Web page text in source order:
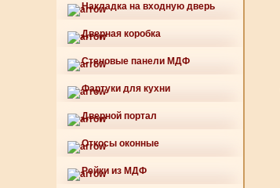
Накладка на входную дверь
Дверная коробка
Стеновые панели МДФ
Фартуки для кухни
Дверной портал
Откосы оконные
Рейки из МДФ